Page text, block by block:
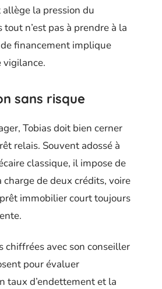
la pression du
n’est pas à prendre à la
financement implique
vigilance.
sans risque
Tobias doit bien cerner
relais. Souvent adossé à
classique, il impose de
charge de deux crédits, voire
immobilier court toujours
chiffrées avec son conseiller
pour évaluer
taux d’endettement et la